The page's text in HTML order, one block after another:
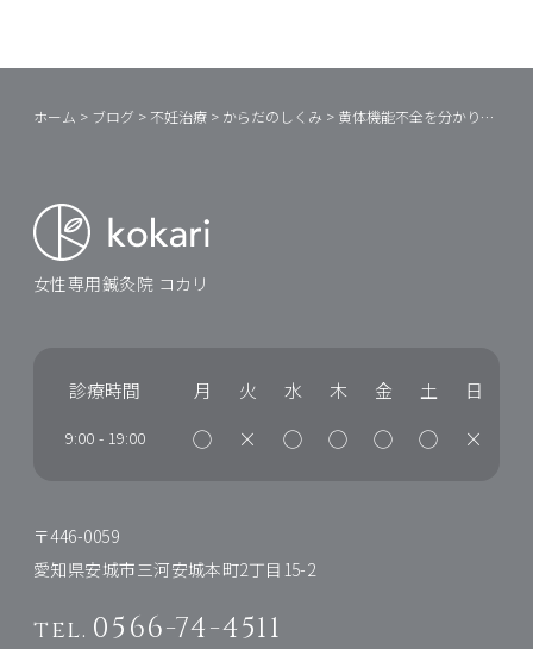
ホーム > ブログ > 不妊治療 > からだのしくみ > 黄体機能不全を分かりやすく①
女性専用鍼灸院 コカリ
診療時間 月 火 水 木 金 土 日
9:00 - 19:00 ◯ × ◯ ◯ ◯ ◯ ×
〒446-0059
愛知県安城市三河安城本町2丁目15-2
tel. 0566-74-4511